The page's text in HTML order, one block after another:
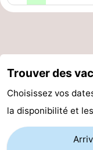
Nature
Hollands
-
Noordwijk
-
Trouver des
Choisissez vos
la disponibilité et